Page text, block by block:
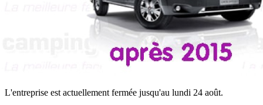
L'entreprise est actuellement fermée jusqu'au lundi 24 août.